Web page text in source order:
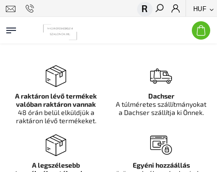
HUF
Keresés
A raktáron lévő termékek
valóban raktáron vannak
48 órán belül elküldjük a
raktáron lévő termékeket.
Dachser
A túlméretes szállítmányokat
a Dachser szállítja ki Önnek.
A legszélesebb
Egyéni hozzáállás